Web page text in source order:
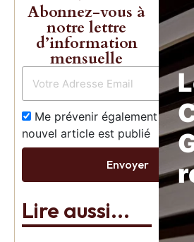
Abonnez-vous à
notre lettre
d’information
mensuelle
Me prévenir également dès
nouvel article est publié
Envoyer
Lire aussi...